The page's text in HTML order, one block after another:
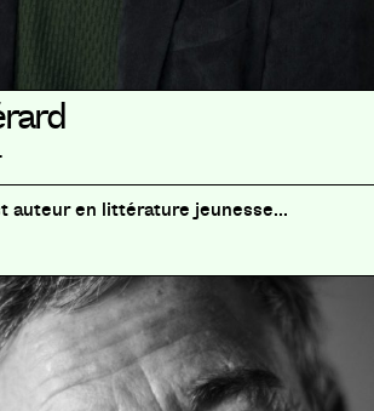
auteur en littérature jeunesse...